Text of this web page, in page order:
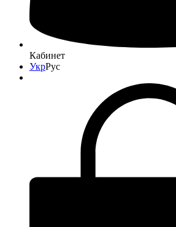
Кабинет
УкрРус